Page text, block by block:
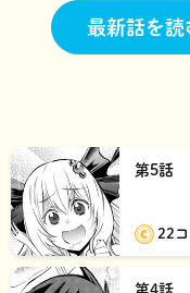
チートスキルで広大な土地を
最新話を読
第5話
22
第4話